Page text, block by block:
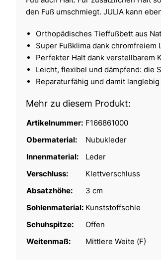
den Fuß umschmiegt. JULIA kann
Orthopädisches Tieffußbett aus
Super Fußklima dank chromfreiem
Perfekter Halt dank verstellbarem
Leicht, flexibel und dämpfend: die
Reparaturfähig und damit langlebig
Mehr zu diesem Produkt:
Artikelnummer: F166861000
Obermaterial:
Nubukleder
Innenmaterial:
Leder
Verschluss:
Klettverschluss
Absatzhöhe:
3 cm
Sohlenmaterial: Kunststoffsohle
Schuhspitze:
Offen
Weitenmaß:
Mittlere Weite (F)